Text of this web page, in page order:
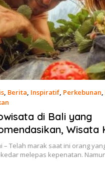
, Berita, Inspiratif, Perkebunan,
2021
di Bali yang
Wisata
Belajar
– Telah marak saat ini orang
melepas kepenatan.